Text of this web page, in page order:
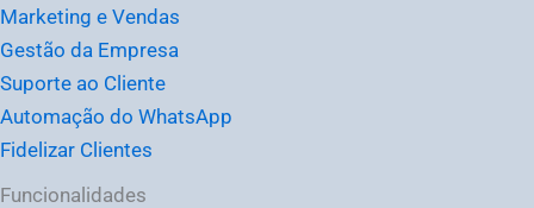
Marketing e Vendas
Gestão da Empresa
Suporte ao Cliente
Automação do WhatsApp
Fidelizar Clientes
Funcionalidades